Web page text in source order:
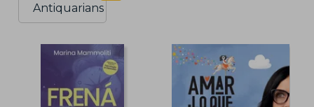
Antiquarians